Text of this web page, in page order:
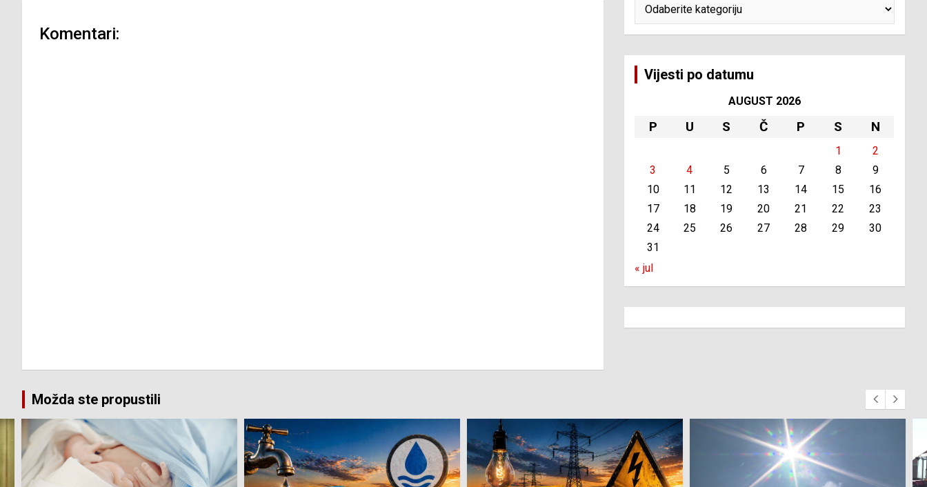
Komentari:
Vijesti po datumu
AUGUST 2026
P U S Č P S N
1
2
3
4 5 6 7 8
9
10
11 12 13 14 15
16
17
18 19 20 21 22
23
24
25 26 27 28 29
30
31
« jul
Možda ste propustili